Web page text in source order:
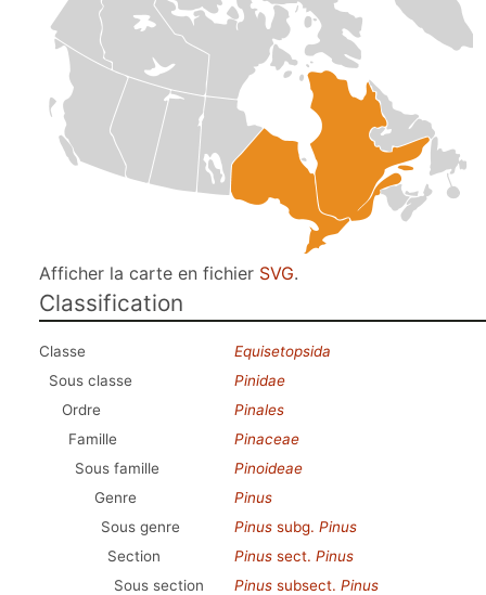
Afficher la carte en fichier SVG.
Classification
Classe
Equisetopsida
Sous classe
Pinidae
Ordre
Pinales
Famille
Pinaceae
Sous famille
Pinoideae
Genre
Pinus
Sous genre
Pinus subg. Pinus
Section
Pinus sect. Pinus
Sous section
Pinus subsect. Pinus